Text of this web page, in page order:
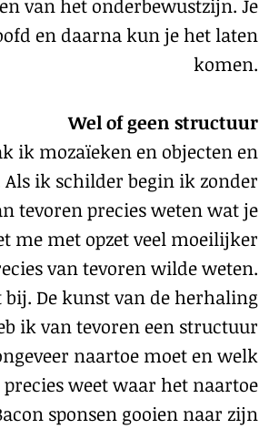
van het onderbewustzijn. Je
en daarna kun je het laten
komen.
Wel of geen structuur
ik mozaïeken en objecten en
ik schilder begin ik zonder
tevoren precies weten wat je
me met opzet veel moeilijker
van tevoren wilde weten.
De kunst van de herhaling
ik van tevoren een structuur
naartoe moet en welk
weet waar het naartoe
sponsen gooien naar zijn